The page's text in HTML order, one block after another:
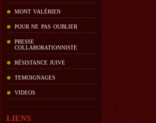
MONT VALÉRIEN
POUR NE PAS OUBLIER
PRESSE
COLLABORATIONNISTE
RÉSISTANCE JUIVE
TEMOIGNAGES
VIDEOS
LIENS